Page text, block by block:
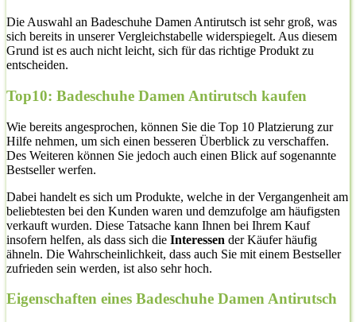
Die Auswahl an Badeschuhe Damen Antirutsch ist sehr groß, was
sich bereits in unserer Vergleichstabelle widerspiegelt. Aus diesem
Grund ist es auch nicht leicht, sich für das richtige Produkt zu
entscheiden.
Top10: Badeschuhe Damen Antirutsch kaufen
Wie bereits angesprochen, können Sie die Top 10 Platzierung zur
Hilfe nehmen, um sich einen besseren Überblick zu verschaffen.
Des Weiteren können Sie jedoch auch einen Blick auf sogenannte
Bestseller werfen.
Dabei handelt es sich um Produkte, welche in der Vergangenheit am
beliebtesten bei den Kunden waren und demzufolge am häufigsten
verkauft wurden. Diese Tatsache kann Ihnen bei Ihrem Kauf
insofern helfen, als dass sich die Interessen der Käufer häufig
ähneln. Die Wahrscheinlichkeit, dass auch Sie mit einem Bestseller
zufrieden sein werden, ist also sehr hoch.
Eigenschaften eines Badeschuhe Damen Antirutsch